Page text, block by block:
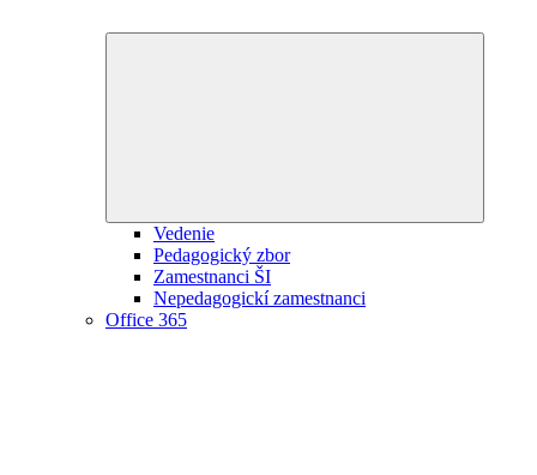
Vedenie
Pedagogický zbor
Zamestnanci ŠI
Nepedagogickí zamestnanci
Office 365